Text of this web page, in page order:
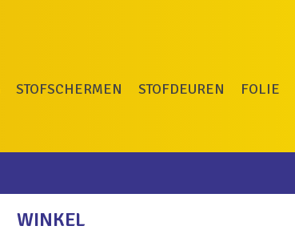
STOFSCHERMEN STOFDEUREN FOLIE
WINKEL